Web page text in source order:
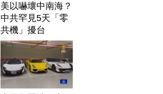
美以嚇壞中南海？
中共罕見5天「零
共機」擾台